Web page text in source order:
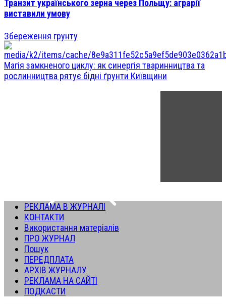
Транзит українського зерна через Польщу: аграрії
виставили умову
Збереження грунту
Магія замкненого циклу: як синергія тваринництва та
рослинництва рятує бідні ґрунти Київщини
РЕКЛАМА В ЖУРНАЛІ
КОНТАКТИ
Використання матеріалів
ПРО ЖУРНАЛ
Пошук
ПЕРЕДПЛАТА
АРХІВ ЖУРНАЛУ
РЕКЛАМА НА САЙТІ
ПОДКАСТИ